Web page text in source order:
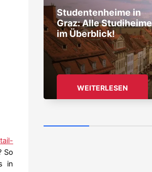
So
in
Studentenheime in
Graz: Alle Studiheime
im Überblick!
WEITERLESEN